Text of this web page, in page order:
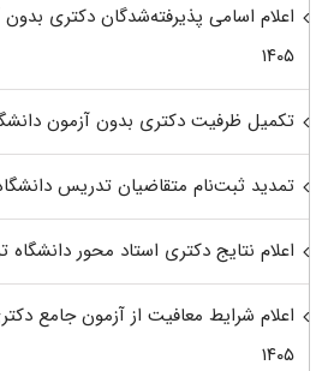
اعلام اسامی پذیرفته‌شدگان دکتری
۱۴۰۵
تکمیل ظرفیت دکتری بدون آزمون دانشگاه
تمدید ثبت‌نام متقاضیان تدریس دانشگاه
اعلام نتایج دکتری استاد محور دانشگاه
اعلام شرایط معافیت از آزمون جامع
۱۴۰۵